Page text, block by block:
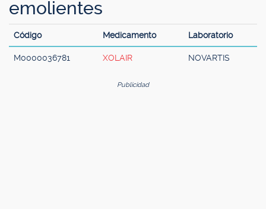
emolientes
Código Medicamento Laboratorio
M0000036781 XOLAIR NOVARTIS
Publicidad